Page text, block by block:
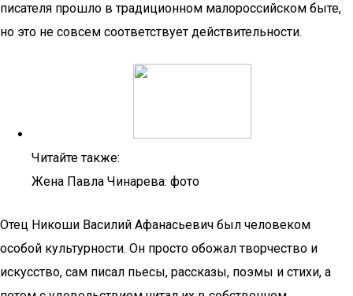
писателя прошло в традиционном малороссийском быте,
но это не совсем соответствует действительности.
Читайте также:
Жена Павла Чинарева: фото
Отец Никоши Василий Афанасьевич был человеком
особой культурности. Он просто обожал творчество и
искусство, сам писал пьесы, рассказы, поэмы и стихи, а